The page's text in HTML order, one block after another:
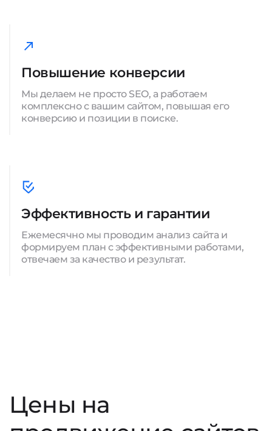
Повышение конверсии
Мы делаем не просто SEO, а работаем
комплексно с вашим сайтом, повышая его
конверсию и позиции в поиске.
Эффективность и гарантии
Ежемесячно мы проводим анализ сайта и
формируем план с эффективными работами,
отвечаем за качество и результат.
Цены на